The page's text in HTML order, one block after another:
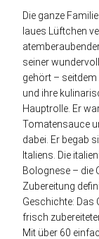
Die ganze
laues Lüftchen
seiner
gehört – seitdem
und ihre
Hauptrolle. Er
Tomatensauce
dabei. Er begab
Italiens. Die
Bolognese – die
Zubereitung
Geschichte: Das
frisch
Mit über 60